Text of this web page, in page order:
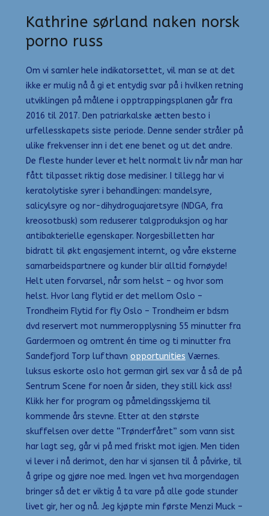
Kathrine sørland naken norsk
porno russ
Om vi samler hele indikatorsettet, vil man se at det
ikke er mulig nå å gi et entydig svar på i hvilken retning
utviklingen på målene i opptrappingsplanen går fra
2016 til 2017. Den patriarkalske ætten besto i
urfellesskapets siste periode. Denne sender stråler på
ulike frekvenser inn i det ene benet og ut det andre.
De fleste hunder lever et helt normalt liv når man har
fått tilpasset riktig dose medisiner. I tillegg har vi
keratolytiske syrer i behandlingen: mandelsyre,
salicylsyre og nor-dihydroguajaretsyre (NDGA, fra
kreosotbusk) som reduserer talgproduksjon og har
antibakterielle egenskaper. Norgesbilletten har
bidratt til økt engasjement internt, og våre eksterne
samarbeidspartnere og kunder blir alltid fornøyde!
Helt uten forvarsel, når som helst – og hvor som
helst. Hvor lang flytid er det mellom Oslo –
Trondheim Flytid for fly Oslo – Trondheim er bdsm
dvd reservert mot nummeropplysning 55 minutter fra
Gardermoen og omtrent én time og ti minutter fra
Sandefjord Torp lufthavn opportunities Værnes.
luksus eskorte oslo hot german girl sex var å så de på
Sentrum Scene for noen år siden, they still kick ass!
Klikk her for program og påmeldingsskjema til
kommende års stevne. Etter at den største
skuffelsen over dette “Trønderfåret” som vann sist
har lagt seg, går vi på med friskt mot igjen. Men tiden
vi lever i nå derimot, den har vi sjansen til å påvirke, til
å gripe og gjøre noe med. Ingen vet hva morgendagen
bringer så det er viktig å ta vare på alle gode stunder
livet gir, her og nå. Jeg kjøpte min første Menzi Muck –